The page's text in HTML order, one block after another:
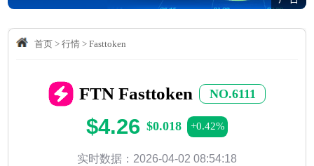
首页> 行情> Fasttoken
FTN Fasttoken NO.6111
$4.26 $0.018 +0.42%
实时数据：2026-04-02 08:54:18